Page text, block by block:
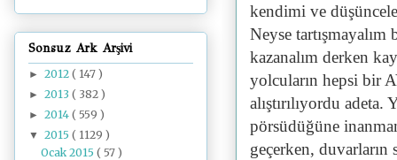
kendimi ve
Neyse
kazanalım derken
yolcuların hepsi bir
alıştırılıyordu
pörsüdüğüne
geçerken, duvarların
Sonsuz Ark Arşivi
► 2012 ( 147 )
► 2013 ( 382 )
► 2014 ( 559 )
▼ 2015 ( 1129 )
Ocak 2015( 57 )